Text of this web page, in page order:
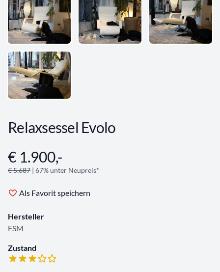
Relaxsessel Evolo
Angebotsinformationen
€ 1.900,-
€ 5.687 | 67% unter Neupreis*
Als Favorit speichern
Hersteller
FSM
Zustand